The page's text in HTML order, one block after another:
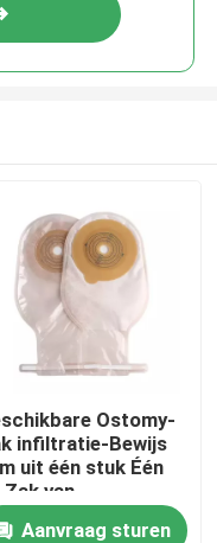
Ostomy-
infiltratie-Bewijs
uit één stuk Één
Zak van
Aanvraag sturen